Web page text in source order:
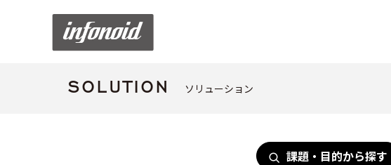
SOLUTION ソリューション
課題・目的から探す